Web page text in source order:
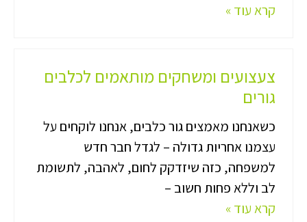
קרא עוד »
צעצועים ומשחקים מותאמים לכלבים
גורים
כשאנחנו מאמצים גור כלבים, אנחנו לוקחים על
עצמנו אחריות גדולה – לגדל חבר חדש
למשפחה, כזה שיזדקק לחום, לאהבה, לתשומת
לב וללא פחות חשוב –
קרא עוד »